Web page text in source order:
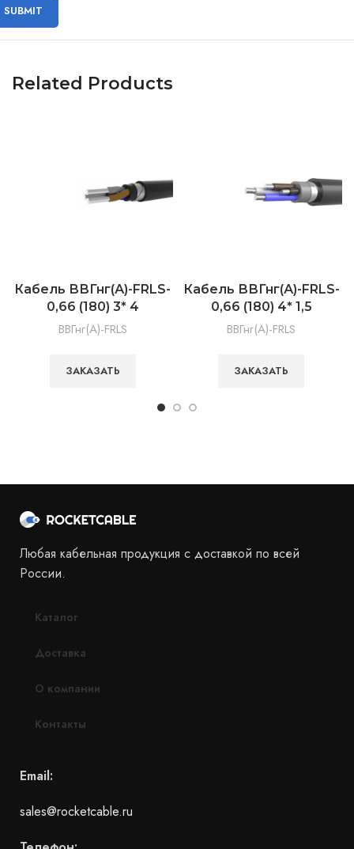
Related Products
Кабель ВВГнг(А)-FRLS-
0,66 (180) 3* 4
ВВГнг(А)-FRLS
ЗАКАЗАТЬ
Кабель ВВГнг(А)-FRLS-
0,66 (180) 4* 1,5
ВВГнг(А)-FRLS
ЗАКАЗАТЬ
Любая кабельная продукция с доставкой по всей
России.
Каталог
Доставка
О компании
Контакты
Email:
sales@rocketcable.ru